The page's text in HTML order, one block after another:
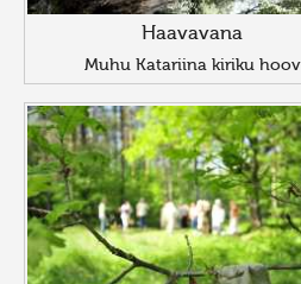
Haavavana
Muhu Katariina kiriku hoov